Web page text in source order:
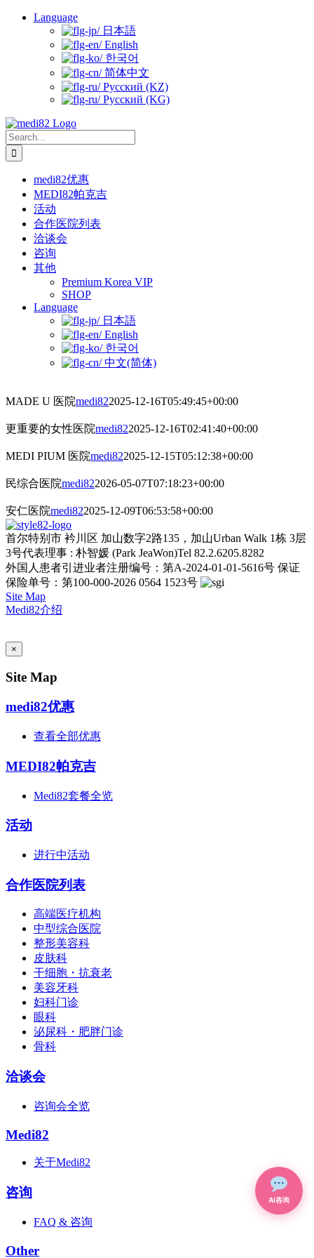
Skip
Language
日本語
English
한국어
简体中文
Русский (KZ)
Русский (KG)
Search
for:
medi82优惠
MEDI82帕克吉
活动
合作医院列表
洽谈会
咨询
其他
Premium Korea VIP
SHOP
Language
日本語
English
한국어
中文(简体)
MADE U 医院medi822025-12-16T05:49:45+00:00
更重要的女性医院medi822025-12-16T02:41:40+00:00
MEDI PIUM 医院medi822025-12-15T05:12:38+00:00
民综合医院medi822026-05-07T07:18:23+00:00
安仁医院medi822025-12-09T06:53:58+00:00
首尔特别市 衿川区 加山数字2路135，加山Urban Walk 1栋 3层
3号代表理事 : 朴智媛 (Park JeaWon)Tel 82.2.6205.8282
外国人患者引进业者注册编号：第A-2024-01-01-5616号 保证
保险单号：第100-000-2026 0564 1523号
Site Map
Medi82介绍
×
Site Map
medi82优惠
查看全部优惠
MEDI82帕克吉
Medi82套餐全览
活动
进行中活动
合作医院列表
高端医疗机构
中型综合医院
整形美容科
皮肤科
干细胞・抗衰老
美容牙科
妇科门诊
眼科
泌尿科・肥胖门诊
骨科
洽谈会
咨询会全览
Medi82
关于Medi82
咨询
FAQ & 咨询
Other
AI咨询